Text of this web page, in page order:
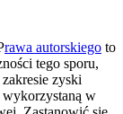
rawa autorskiego to
tego sporu,
zyski
wykorzystaną w